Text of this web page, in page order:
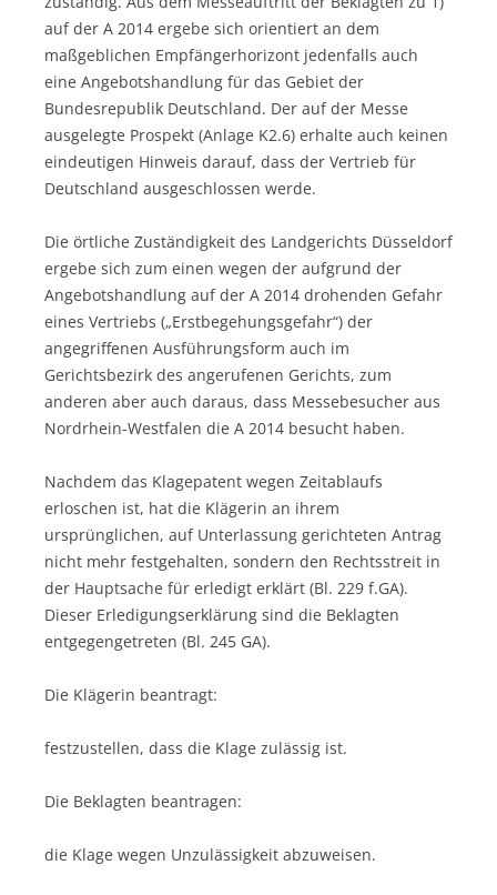
auf der A 2014 ergebe sich orientiert an dem
maßgeblichen Empfängerhorizont jedenfalls auch
eine Angebotshandlung für das Gebiet der
Bundesrepublik Deutschland. Der auf der Messe
ausgelegte Prospekt (Anlage K2.6) erhalte auch keinen
eindeutigen Hinweis darauf, dass der Vertrieb für
Deutschland ausgeschlossen werde.
Die örtliche Zuständigkeit des Landgerichts Düsseldorf
ergebe sich zum einen wegen der aufgrund der
Angebotshandlung auf der A 2014 drohenden Gefahr
eines Vertriebs („Erstbegehungsgefahr“) der
angegriffenen Ausführungsform auch im
Gerichtsbezirk des angerufenen Gerichts, zum
anderen aber auch daraus, dass Messebesucher aus
Nordrhein-Westfalen die A 2014 besucht haben.
Nachdem das Klagepatent wegen Zeitablaufs
erloschen ist, hat die Klägerin an ihrem
ursprünglichen, auf Unterlassung gerichteten Antrag
nicht mehr festgehalten, sondern den Rechtsstreit in
der Hauptsache für erledigt erklärt (Bl. 229 f.GA).
Dieser Erledigungserklärung sind die Beklagten
entgegengetreten (Bl. 245 GA).
Die Klägerin beantragt:
festzustellen, dass die Klage zulässig ist.
Die Beklagten beantragen:
die Klage wegen Unzulässigkeit abzuweisen.